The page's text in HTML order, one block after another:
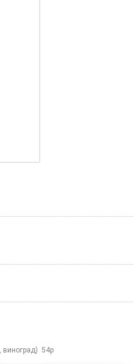
виноград) 54р